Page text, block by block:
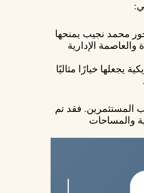
محمد نجيب يمنحها
الإدارية
يجعلها خيارًا مثاليًا
المستثمرين. فقد تم
والمساحات